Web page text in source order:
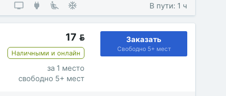
В пути: 1 ч
17 
Наличными и онлайн
за 1 место
свободно 5+ мест
Заказать
Свободно 5+ мест